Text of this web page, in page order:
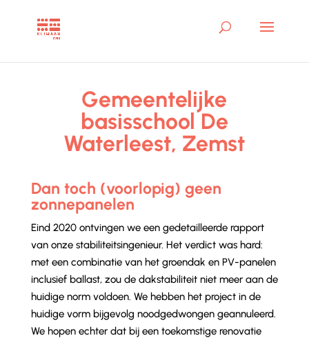
Gemeentelijke
basisschool De
Waterleest, Zemst
Dan toch (voorlopig) geen
zonnepanelen
Eind 2020 ontvingen we een gedetailleerde rapport
van onze stabiliteitsingenieur. Het verdict was hard:
met een combinatie van het groendak en PV-panelen
inclusief ballast, zou de dakstabiliteit niet meer aan de
huidige norm voldoen. We hebben het project in de
huidige vorm bijgevolg noodgedwongen geannuleerd.
We hopen echter dat bij een toekomstige renovatie